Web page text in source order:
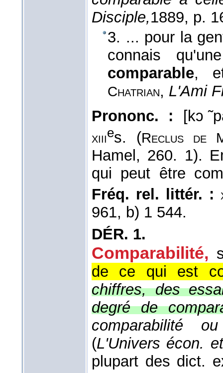
Disciple,1889, p.
3. ... pour la
connais
comparable,
Chatrian, L'Ami
Prononc. : [kɔ
xiiies. (Reclus de
Hamel, 260. 1).
qui peut être
Fréq. rel. littér. :
961, b) 1 544.
DÉR. 1.
Comparabilité,
de ce qui est
chiffres, des
degré de
comparabilité
(L'Univers écon.
plupart des dict.